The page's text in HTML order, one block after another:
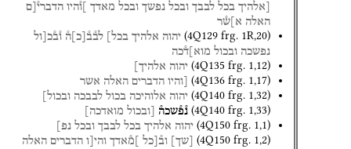
[אלהיך בכל לבבך ובכל נפשך ובכל מאדך ]ו֯היו הדברי֯[ם
האלה א]ש֯ר
(4Q129 frg. 1R,20) יהוה אלהיך בכל] לב֯ב֯ כ ה֯ ו֯ב֯כ[ול
נפשכה ובכול מוא]ד֯כה
(4Q135 frg. 1,12) יהוה אלהיך]
(4Q136 frg. 1,17) [והיו הדברים האלה אשר
(4Q140 frg. 1,32) יהוה אלוהיכה בכול לבבכה ובכול]
(4Q140 frg. 1,33) נ֯פ֯שכה֯ [ובכול מואדכה]
(4Q150 frg. 1,1) יהוה אלהיך בכל לבבך ובכל נפ]
(4Q150 frg. 1,2) שך וב֯[כל ]מ֯אדך והי[ו הדברים האלה